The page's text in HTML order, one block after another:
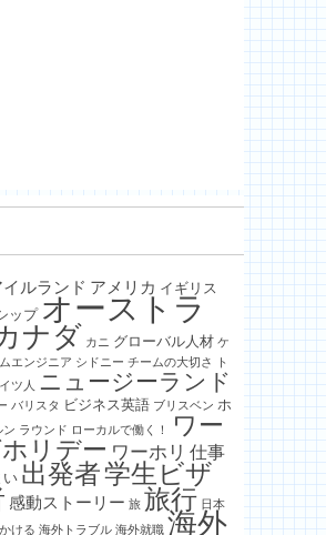
イルランド アメリカ イギリス
ップ オーストラ
ナダ カニ グローバル人材 ケ
エンジニア シドニー チームの大切さ
ト
ツ人 ニュージーランド
バリスタ ビジネス英語 ブリスベン ホ
ン ラウンド ローカルで働く！
ワー
リデー ワーホリ 仕事
い 出発者学生ビザ
感動ストーリー 旅 旅行 日本
ける 海外トラブル 海外就職 海外